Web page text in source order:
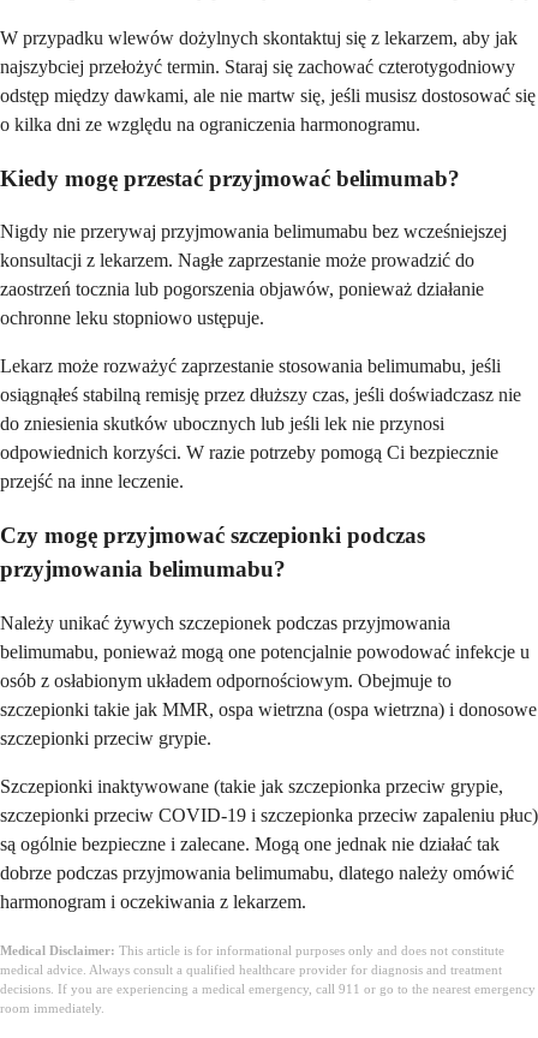
W przypadku wlewów dożylnych skontaktuj się z lekarzem, aby jak
najszybciej przełożyć termin. Staraj się zachować czterotygodniowy
odstęp między dawkami, ale nie martw się, jeśli musisz dostosować się
o kilka dni ze względu na ograniczenia harmonogramu.
Kiedy mogę przestać przyjmować belimumab?
Nigdy nie przerywaj przyjmowania belimumabu bez wcześniejszej
konsultacji z lekarzem. Nagłe zaprzestanie może prowadzić do
zaostrzeń tocznia lub pogorszenia objawów, ponieważ działanie
ochronne leku stopniowo ustępuje.
Lekarz może rozważyć zaprzestanie stosowania belimumabu, jeśli
osiągnąłeś stabilną remisję przez dłuższy czas, jeśli doświadczasz nie
do zniesienia skutków ubocznych lub jeśli lek nie przynosi
odpowiednich korzyści. W razie potrzeby pomogą Ci bezpiecznie
przejść na inne leczenie.
Czy mogę przyjmować szczepionki podczas
przyjmowania belimumabu?
Należy unikać żywych szczepionek podczas przyjmowania
belimumabu, ponieważ mogą one potencjalnie powodować infekcje u
osób z osłabionym układem odpornościowym. Obejmuje to
szczepionki takie jak MMR, ospa wietrzna (ospa wietrzna) i donosowe
szczepionki przeciw grypie.
Szczepionki inaktywowane (takie jak szczepionka przeciw grypie,
szczepionki przeciw COVID-19 i szczepionka przeciw zapaleniu płuc)
są ogólnie bezpieczne i zalecane. Mogą one jednak nie działać tak
dobrze podczas przyjmowania belimumabu, dlatego należy omówić
harmonogram i oczekiwania z lekarzem.
Medical Disclaimer: This article is for informational purposes only and does not constitute
medical advice. Always consult a qualified healthcare provider for diagnosis and treatment
decisions. If you are experiencing a medical emergency, call 911 or go to the nearest emergency
room immediately.